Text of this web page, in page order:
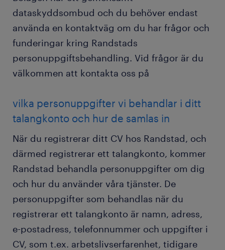
dataskyddsombud och du behöver endast
använda en kontaktväg om du har frågor och
funderingar kring Randstads
personuppgiftsbehandling. Vid frågor är du
välkommen att kontakta oss på
vilka personuppgifter vi behandlar i ditt
talangkonto och hur de samlas in
När du registrerar ditt CV hos Randstad, och
därmed registrerar ett talangkonto, kommer
Randstad behandla personuppgifter om dig
och hur du använder våra tjänster. De
personuppgifter som behandlas när du
registrerar ett talangkonto är namn, adress,
e-postadress, telefonnummer och uppgifter i
CV, som t.ex. arbetslivserfarenhet, tidigare